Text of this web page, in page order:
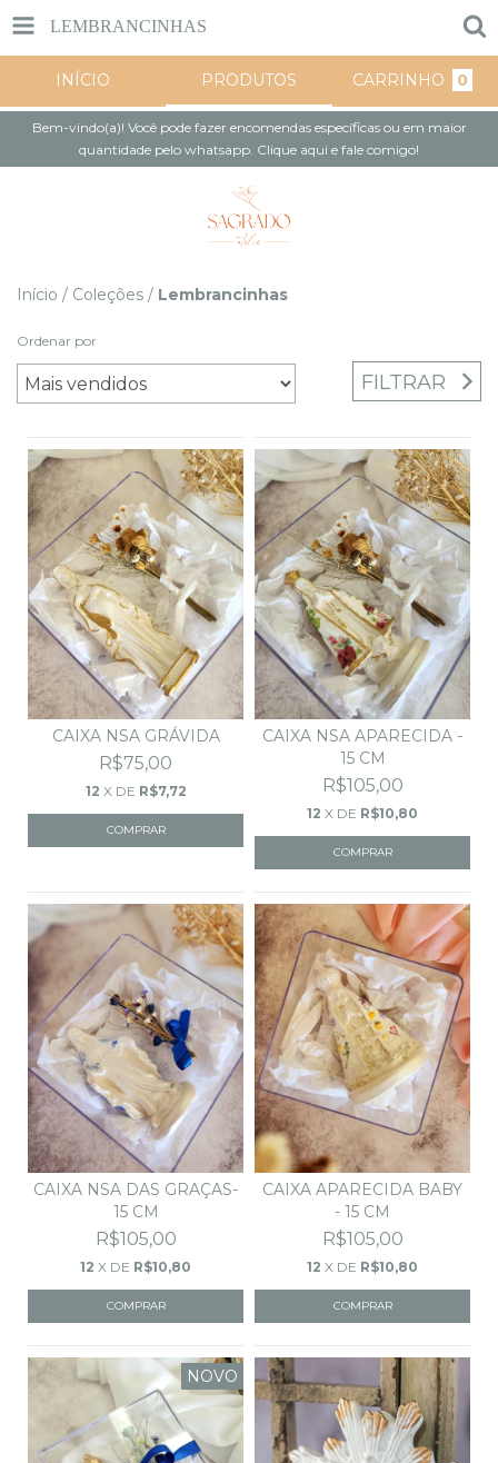
LEMBRANCINHAS
INÍCIO PRODUTOS CARRINHO 0
Bem-vindo(a)! Você pode fazer encomendas específicas ou em maior
quantidade pelo whatsapp. Clique aqui e fale comigo!
Início / Coleções / Lembrancinhas
Ordenar por
FILTRAR
CAIXA NSA GRÁVIDA
R$75,00
12 X DE R$7,72
CAIXA NSA APARECIDA -
15 CM
R$105,00
12 X DE R$10,80
CAIXA NSA DAS GRAÇAS-
15 CM
R$105,00
12 X DE R$10,80
CAIXA APARECIDA BABY
- 15 CM
R$105,00
12 X DE R$10,80
NOVO